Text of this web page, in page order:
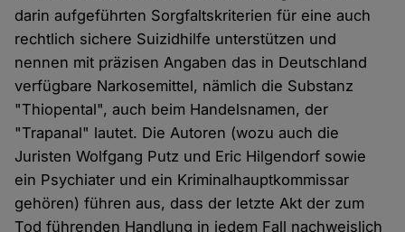
darin aufgeführten Sorgfaltskriterien für eine auch
rechtlich sichere Suizidhilfe unterstützen und
nennen mit präzisen Angaben das in Deutschland
verfügbare Narkosemittel, nämlich die Substanz
"Thiopental", auch beim Handelsnamen, der
"Trapanal" lautet. Die Autoren (wozu auch die
Juristen Wolfgang Putz und Eric Hilgendorf sowie
ein Psychiater und ein Kriminalhauptkommissar
gehören) führen aus, dass der letzte Akt der zum
Tod führenden Handlung in jedem Fall nachweislich